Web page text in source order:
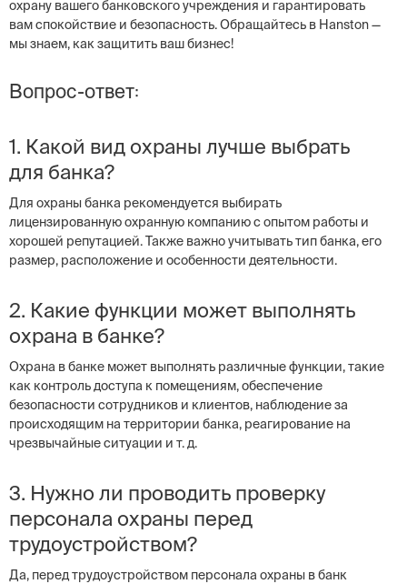
охрану вашего банковского учреждения и гарантировать
вам спокойствие и безопасность. Обращайтесь в Hanston —
мы знаем, как защитить ваш бизнес!
Вопрос-ответ:
1. Какой вид охраны лучше выбрать
для банка?
Для охраны банка рекомендуется выбирать
лицензированную охранную компанию с опытом работы и
хорошей репутацией. Также важно учитывать тип банка, его
размер, расположение и особенности деятельности.
2. Какие функции может выполнять
охрана в банке?
Охрана в банке может выполнять различные функции, такие
как контроль доступа к помещениям, обеспечение
безопасности сотрудников и клиентов, наблюдение за
происходящим на территории банка, реагирование на
чрезвычайные ситуации и т. д.
3. Нужно ли проводить проверку
персонала охраны перед
трудоустройством?
Да, перед трудоустройством персонала охраны в банк